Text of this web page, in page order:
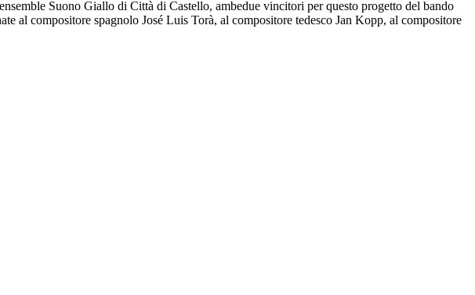
Suono Giallo di Città di Castello, ambedue vincitori per questo progetto del bando
al compositore spagnolo José Luis Torà, al compositore tedesco Jan Kopp, al compositore